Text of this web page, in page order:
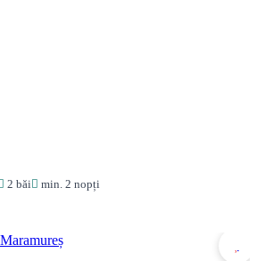
2 băi min. 2 nopți